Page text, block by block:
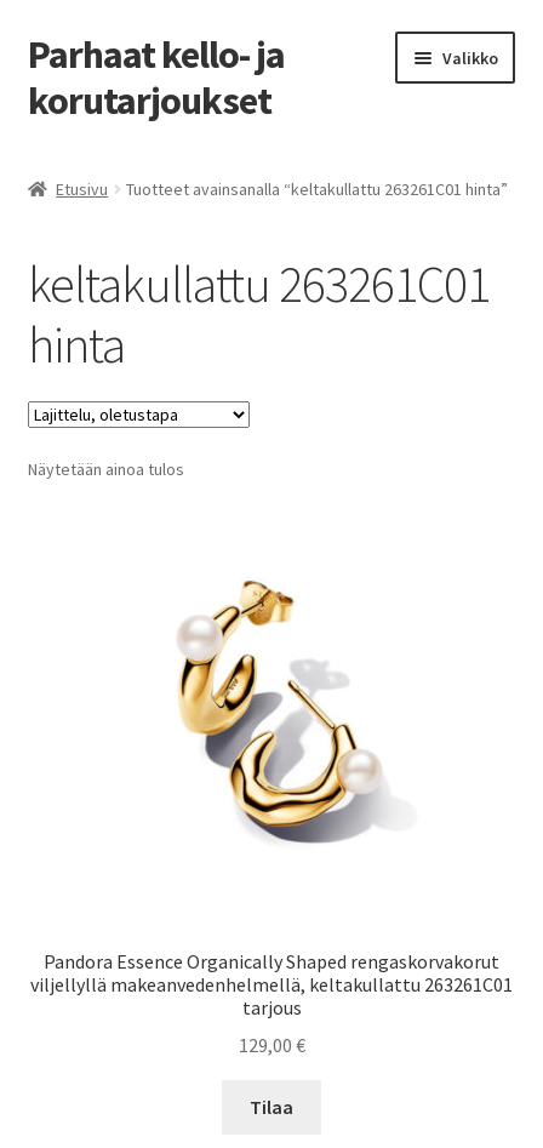
Siirry
navigointiin
Siirry
sisältöön
Parhaat kello- ja
korutarjoukset
Valikko
Etusivu Tuotteet avainsanalla “keltakullattu 263261C01 hinta”
keltakullattu 263261C01
hinta
Näytetään ainoa tulos
Pandora Essence Organically Shaped rengaskorvakorut
viljellyllä makeanvedenhelmellä, keltakullattu 263261C01
tarjous
129,00 €
Tilaa